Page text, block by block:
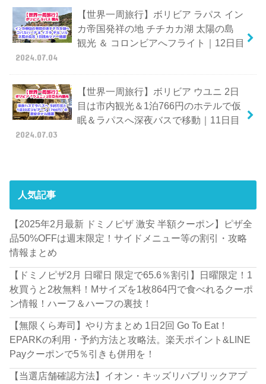
【世界一周旅行】ボリビア ラパス イン
カ帝国発祥の地 チチカカ湖 太陽の島
観光 ＆ コロンビアへフライト｜12日目
2024.07.04
【世界一周旅行】ボリビア ウユニ 2日
目は市内観光＆1泊766円のホテルで仮
眠＆ラパスへ深夜バスで移動｜11日目
2024.07.03
人気記事
【2025年2月最新 ドミノピザ 激安 半額クーポン】ピザ全
品50%OFFは週末限定！サイドメニュー等の割引・攻略
情報まとめ
【ドミノピザ2月 日曜日 限定で65.6％割引】日曜限定！1
枚買うと2枚無料！Mサイズを1枚864円で食べれるクーポ
ン情報！ハーフ＆ハーフの裏技！
【無限くら寿司】やり方まとめ 1日2回 Go To Eat！
EPARKの利用・予約方法と攻略法。楽天ポイント&LINE
Payクーポンで5％引きも併用を！
【当選店舗確認方法】イオン・キッズリパブリックアプ